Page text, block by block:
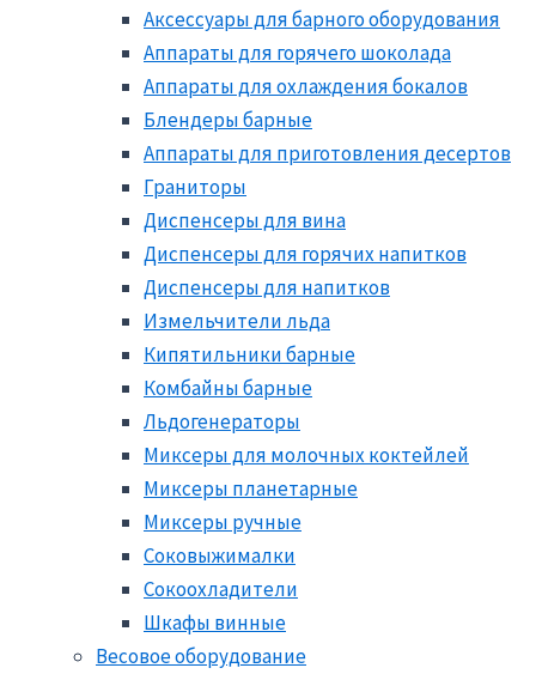
Аксессуары для барного оборудования
Аппараты для горячего шоколада
Аппараты для охлаждения бокалов
Блендеры барные
Аппараты для приготовления десертов
Граниторы
Диспенсеры для вина
Диспенсеры для горячих напитков
Диспенсеры для напитков
Измельчители льда
Кипятильники барные
Комбайны барные
Льдогенераторы
Миксеры для молочных коктейлей
Миксеры планетарные
Миксеры ручные
Соковыжималки
Сокоохладители
Шкафы винные
Весовое оборудование